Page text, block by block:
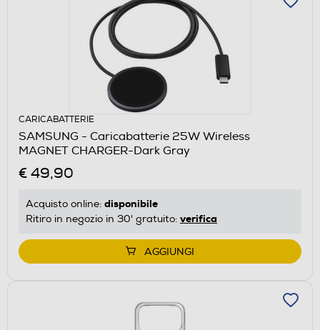
CARICABATTERIE
SAMSUNG - Caricabatterie 25W Wireless
MAGNET CHARGER-Dark Gray
€ 49,90
Acquisto online: disponibile
Ritiro in negozio in 30' gratuito: verifica
AGGIUNGI